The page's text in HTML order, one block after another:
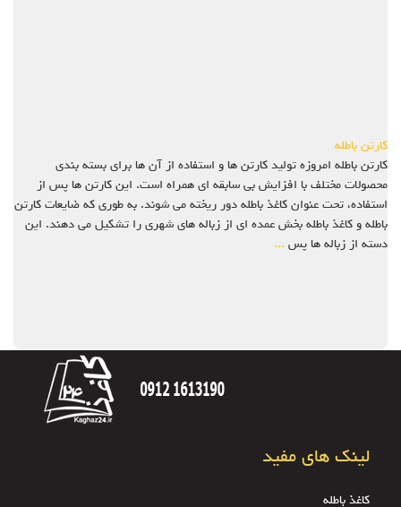
کارتن باطله
کارتن باطله امروزه تولید کارتن ها و استفاده از آن ها برای بسته بندی
محصولات مختلف با افزایش بی سابقه ای همراه است. این کارتن ها پس از
استفاده، تحت عنوان کاغذ باطله دور ریخته می شوند. به طوری که ضایعات کارتن
باطله و کاغذ باطله بخش عمده ای از زباله های شهری را تشکیل می دهند. این
دسته از زباله ها پس ...
لینک های مفید
کاغذ باطله